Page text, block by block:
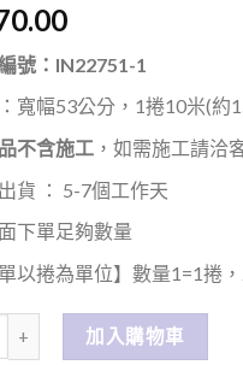
號：IN22751-1
寬幅53公分，1捲10米(約
不含施工，如需施工請洽
貨 ： 5-7個工作天
下單足夠數量
單以捲為單位】數量1=1捲
加入購物車